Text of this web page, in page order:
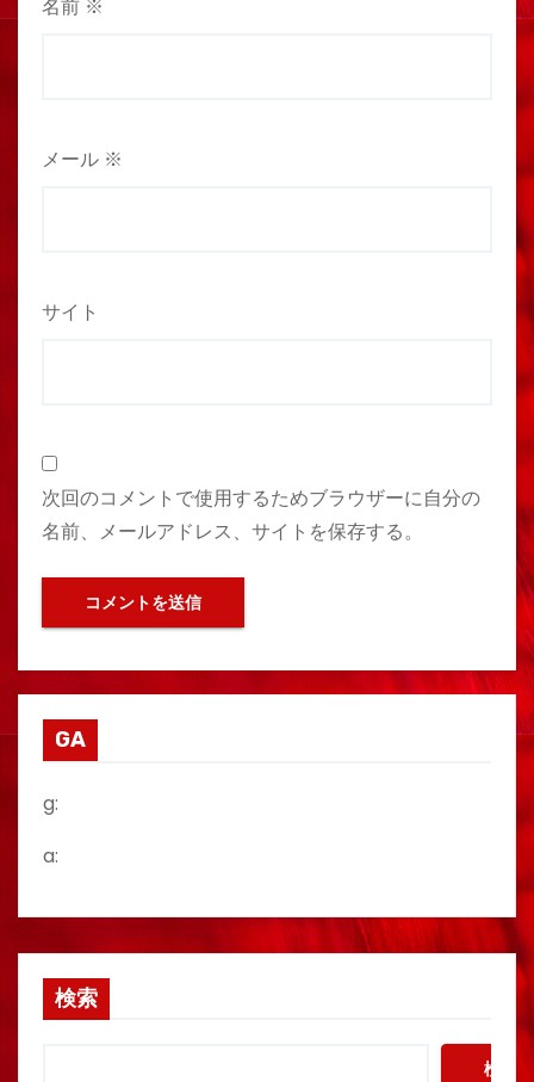
名前 ※
メール ※
サイト
次回のコメントで使用するためブラウザーに自分の
名前、メールアドレス、サイトを保存する。
GA
g:
a:
検索
検